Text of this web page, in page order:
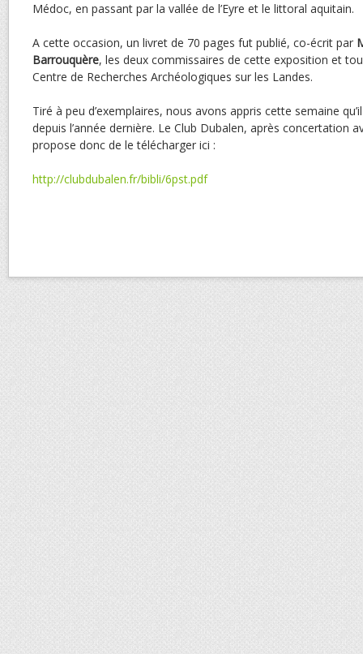
Médoc, en passant par la vallée de l’Eyre et le littoral aquitain.
A cette occasion, un livret de 70 pages fut publié, co-écrit par
Barrouquère, les deux commissaires de cette exposition et
Centre de Recherches Archéologiques sur les Landes.
Tiré à peu d’exemplaires, nous avons appris cette semaine
depuis l’année dernière. Le Club Dubalen, après concertation
propose donc de le télécharger ici :
http://clubdubalen.fr/bibli/6pst.pdf